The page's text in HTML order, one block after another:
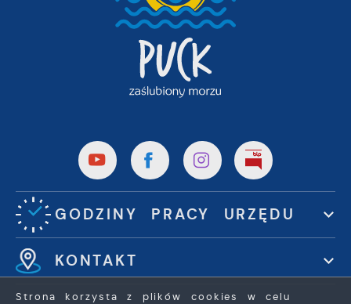
GODZINY PRACY URZĘDU
KONTAKT
Strona korzysta z plików cookies w celu